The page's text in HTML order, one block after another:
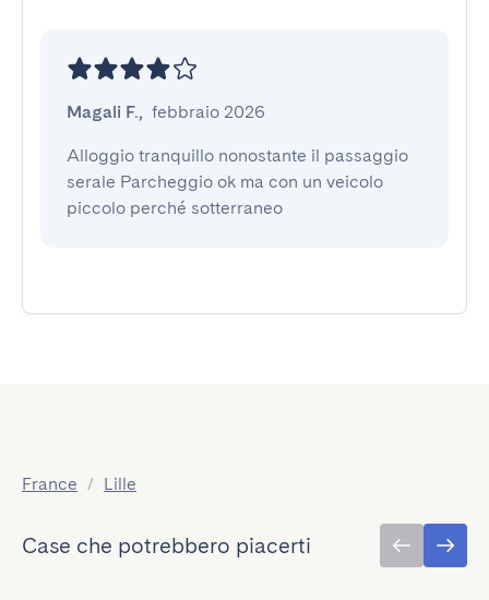
Magali F., febbraio 2026
Alloggio tranquillo nonostante il passaggio
serale Parcheggio ok ma con un veicolo
piccolo perché sotterraneo
France / Lille
Case che potrebbero piacerti